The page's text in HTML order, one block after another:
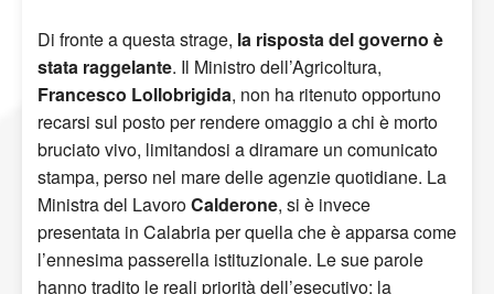
Di fronte a questa strage, la risposta del governo è
stata raggelante. Il Ministro dell’Agricoltura,
Francesco Lollobrigida, non ha ritenuto opportuno
recarsi sul posto per rendere omaggio a chi è morto
bruciato vivo, limitandosi a diramare un comunicato
stampa, perso nel mare delle agenzie quotidiane. La
Ministra del LavoroCalderone, si è invece
presentata in Calabria per quella che è apparsa come
l’ennesima passerella istituzionale. Le sue parole
hanno tradito le reali priorità dell’esecutivo: la